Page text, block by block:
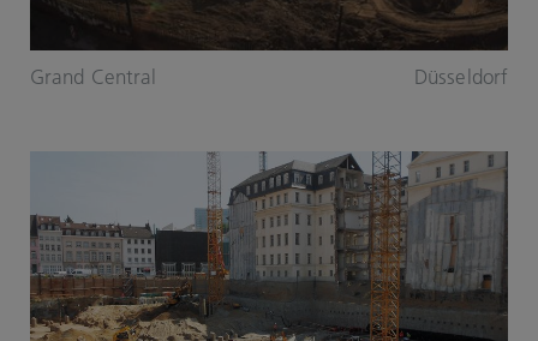
Grand Central Düsseldorf